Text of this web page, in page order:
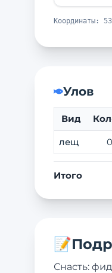
Координаты:
Улов
Вид
лещ 0
Итого
📝
Снасть: